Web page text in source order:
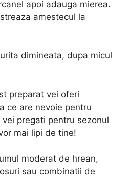
apoi adauga mierea.
amestecul la
dimineata, dupa micul
preparat vei oferi
ce are nevoie pentru
pregati pentru sezonul
mai lipi de tine!
moderat de hrean,
sau combinatii de